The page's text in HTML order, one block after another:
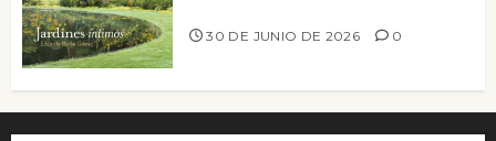
30 DE JUNIO DE 2026 0